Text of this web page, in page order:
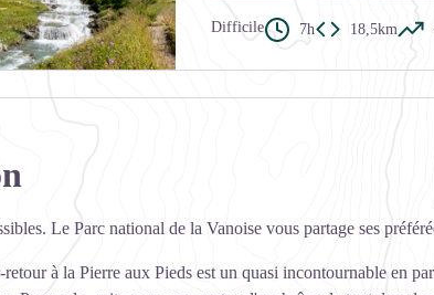
Difficile 7h 18,5km
Le Parc national de la Vanoise vous partage ses
à la Pierre aux Pieds est un quasi incontournable en